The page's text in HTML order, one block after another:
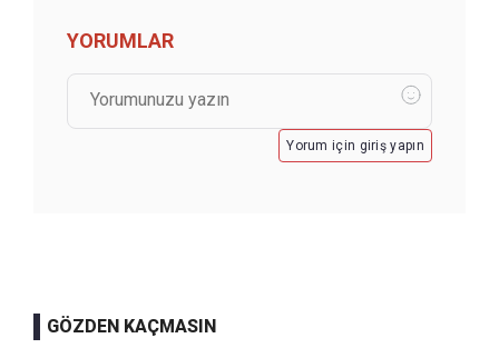
YORUMLAR
Yorum için giriş yapın
GÖZDEN KAÇMASIN